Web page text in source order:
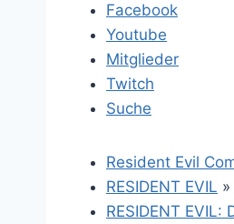
Facebook
Youtube
Mitglieder
Twitch
Suche
Resident Evil
RESIDENT EVIL »
RESIDENT EVIL: